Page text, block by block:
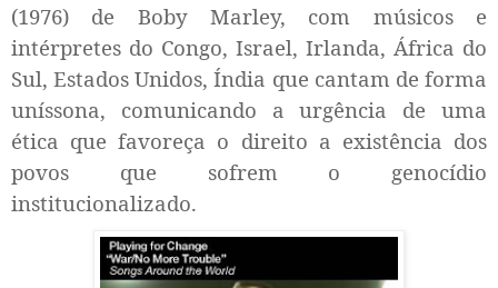
(1976) de Boby Marley, com músicos e
intérpretes do Congo, Israel, Irlanda, África do
Sul, Estados Unidos, Índia que cantam de forma
uníssona, comunicando a urgência de uma
ética que favoreça o direito a existência dos
povos
que sofrem o genocídio
institucionalizado.